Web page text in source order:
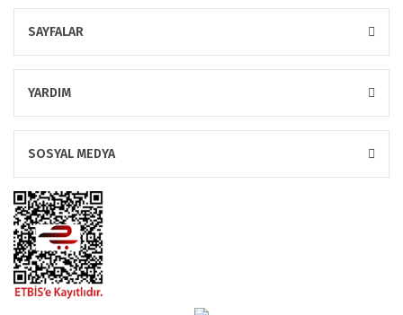
SAYFALAR
YARDIM
SOSYAL MEDYA